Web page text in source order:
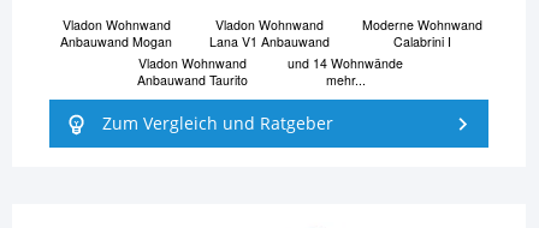
Vladon Wohnwand
Anbauwand Mogan
Vladon Wohnwand
Lana V1 Anbauwand
Moderne Wohnwand
Calabrini I
Vladon Wohnwand
Anbauwand Taurito
und 14 Wohnwände
mehr...
Zum Vergleich und Ratgeber